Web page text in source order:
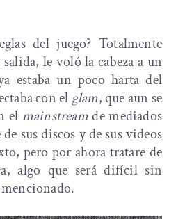
del juego? Totalmente
salida, le voló la cabeza a un
estaba un poco harta del
con el glam, que aun se
el mainstreamde mediados
sus discos y de sus videos
pero por ahora tratare de
algo que será difícil sin